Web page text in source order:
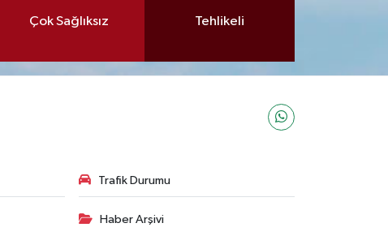
Çok Sağlıksız Tehlikeli
Trafik Durumu
Haber Arşivi